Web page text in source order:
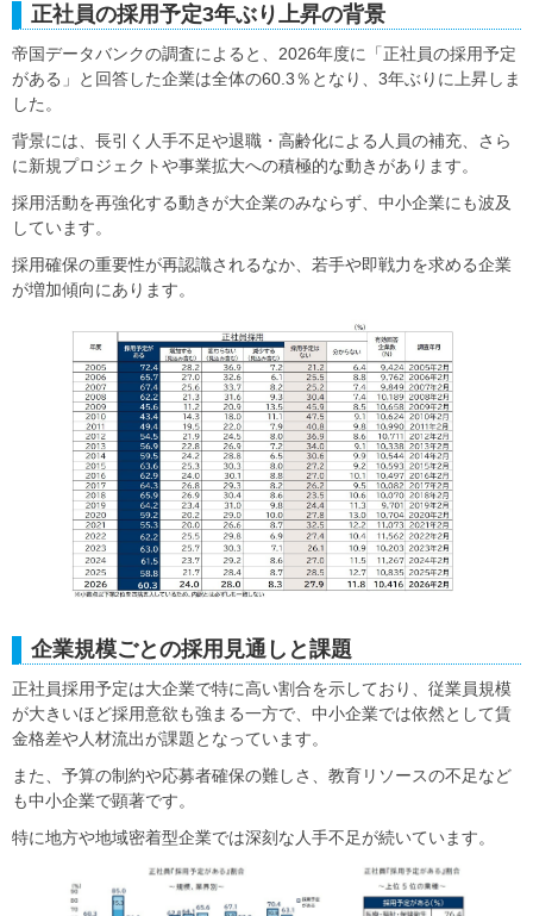
正社員の採用予定3年ぶり上昇の背景
帝国データバンクの調査によると、2026年度に「正社員の採用予定
がある」と回答した企業は全体の60.3％となり、3年ぶりに上昇しま
した。
背景には、長引く人手不足や退職・高齢化による人員の補充、さら
に新規プロジェクトや事業拡大への積極的な動きがあります。
採用活動を再強化する動きが大企業のみならず、中小企業にも波及
しています。
採用確保の重要性が再認識されるなか、若手や即戦力を求める企業
が増加傾向にあります。
企業規模ごとの採用見通しと課題
正社員採用予定は大企業で特に高い割合を示しており、従業員規模
が大きいほど採用意欲も強まる一方で、中小企業では依然として賃
金格差や人材流出が課題となっています。
また、予算の制約や応募者確保の難しさ、教育リソースの不足など
も中小企業で顕著です。
特に地方や地域密着型企業では深刻な人手不足が続いています。